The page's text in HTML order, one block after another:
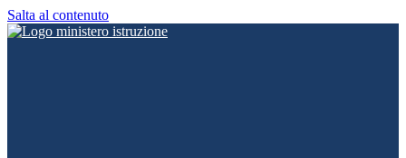
Salta al contenuto